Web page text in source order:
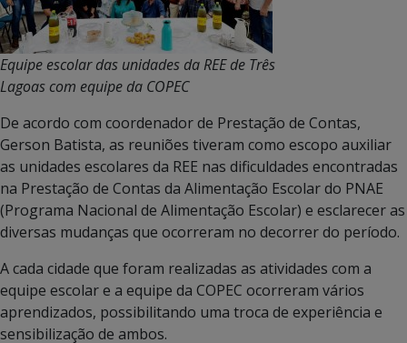
Equipe escolar das unidades da REE de Três
Lagoas com equipe da COPEC
De acordo com coordenador de Prestação de Contas,
Gerson Batista, as reuniões tiveram como escopo auxiliar
as unidades escolares da REE nas dificuldades encontradas
na Prestação de Contas da Alimentação Escolar do PNAE
(Programa Nacional de Alimentação Escolar) e esclarecer as
diversas mudanças que ocorreram no decorrer do período.
A cada cidade que foram realizadas as atividades com a
equipe escolar e a equipe da COPEC ocorreram vários
aprendizados, possibilitando uma troca de experiência e
sensibilização de ambos.